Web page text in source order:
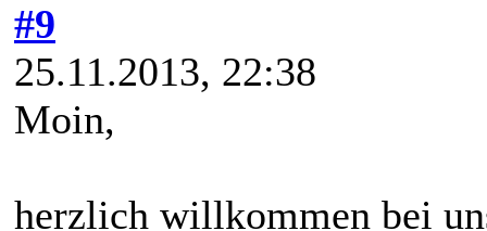
#9
25.11.2013, 22:38
Moin,
herzlich willkommen bei